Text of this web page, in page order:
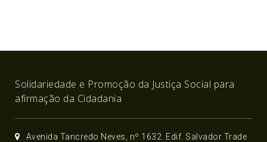
Solidariedade e Promoção da Justiça Social para
afirmação da Cidadania
Avenida Tancredo Neves, nº 1632. Edif. Salvador Trade